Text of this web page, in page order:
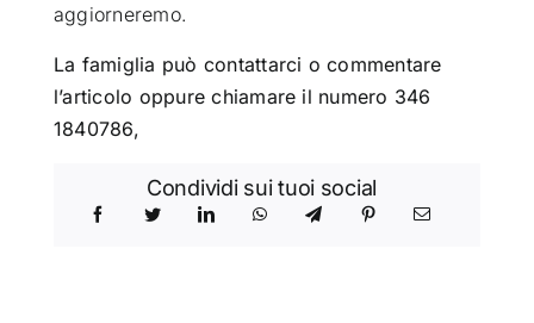
aggiorneremo.
La famiglia può contattarci o commentare
l’articolo oppure chiamare il numero 346
1840786,
Condividi sui tuoi social